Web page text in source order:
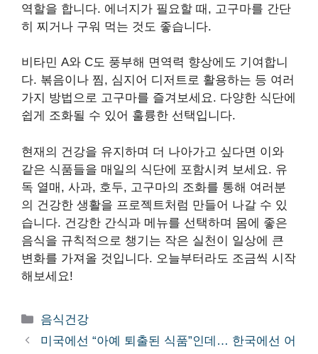
역할을 합니다. 에너지가 필요할 때, 고구마를 간단
히 찌거나 구워 먹는 것도 좋습니다.
비타민 A와 C도 풍부해 면역력 향상에도 기여합니
다. 볶음이나 찜, 심지어 디저트로 활용하는 등 여러
가지 방법으로 고구마를 즐겨보세요. 다양한 식단에
쉽게 조화될 수 있어 훌륭한 선택입니다.
현재의 건강을 유지하며 더 나아가고 싶다면 이와
같은 식품들을 매일의 식단에 포함시켜 보세요. 유
독 열매, 사과, 호두, 고구마의 조화를 통해 여러분
의 건강한 생활을 프로젝트처럼 만들어 나갈 수 있
습니다. 건강한 간식과 메뉴를 선택하며 몸에 좋은
음식을 규칙적으로 챙기는 작은 실천이 일상에 큰
변화를 가져올 것입니다. 오늘부터라도 조금씩 시작
해보세요!
카
테
음식건강
미국에선 “아예 퇴출된 식품”인데… 한국에선 어